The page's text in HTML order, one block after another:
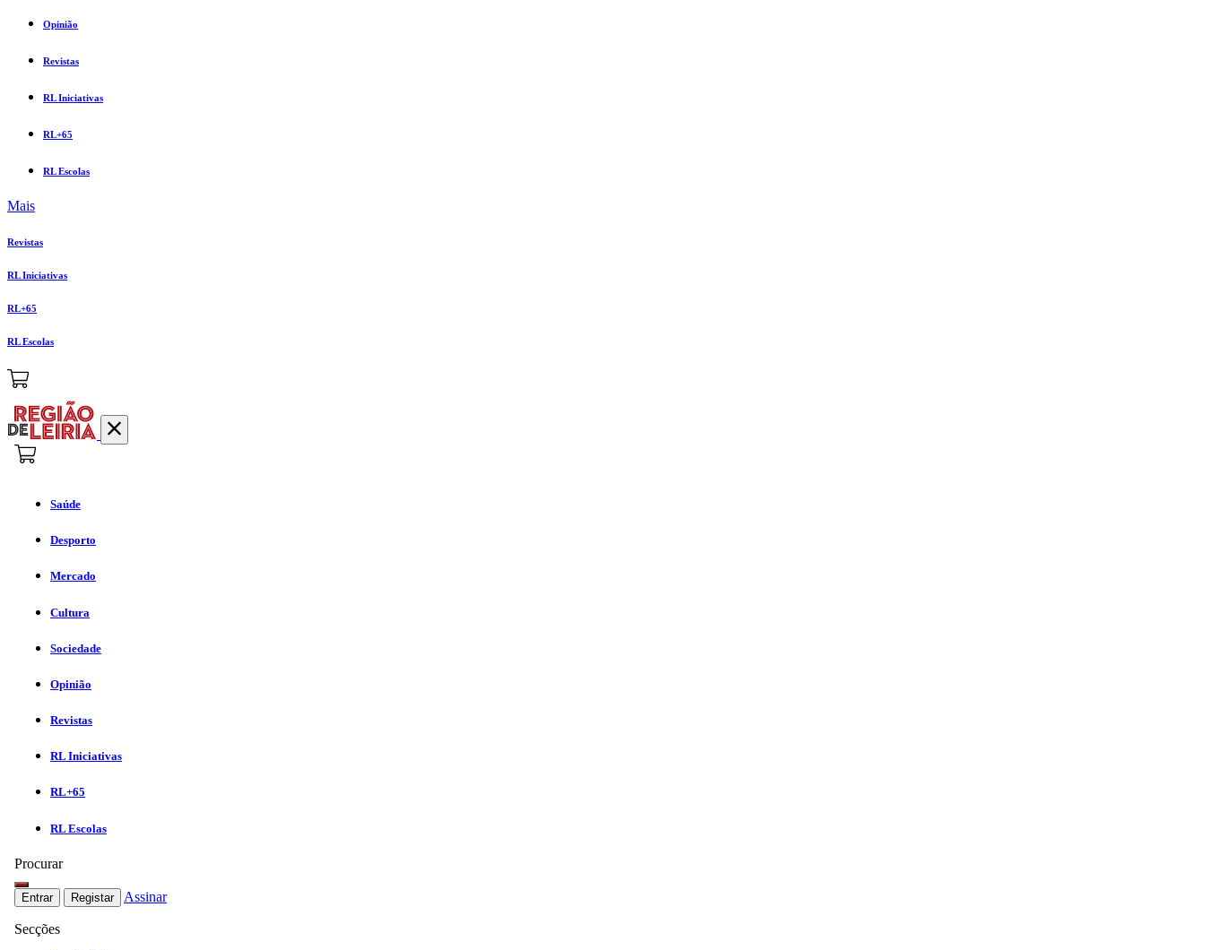
Opinião
Revistas
RL Iniciativas
RL+65
RL Escolas
Mais
Revistas
RL Iniciativas
RL+65
RL Escolas
Saúde
Desporto
Mercado
Cultura
Sociedade
Opinião
Revistas
RL Iniciativas
RL+65
RL Escolas
Procurar
Entrar Registar Assinar
Secções